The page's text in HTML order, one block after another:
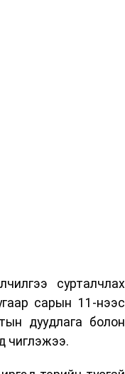
сурталчлах
сарын 11-нээс
дуудлага болон
чиглэжээ.